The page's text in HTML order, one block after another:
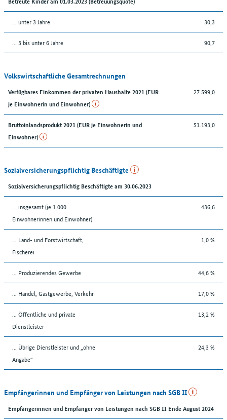
… unter 3 Jahre 30,3
… 3 bis unter 6 Jahre 90,7
Volkswirtschaftliche Gesamtrechnungen
Verfügbares Einkommen der privaten Haushalte 2021 (EUR
je Einwohnerin und Einwohner)
27.599,0
Bruttoinlandsprodukt 2021 (EUR je Einwohnerin und
Einwohner)
51.193,0
Sozialversicherungspflichtig Beschäftigte
Sozialversicherungspflichtig Beschäftigte am 30.06.2023
... insgesamt (je 1.000
Einwohnerinnen und Einwohner)
436,6
... Land- und Forstwirtschaft,
Fischerei
1,0 %
... Produzierendes Gewerbe 44,6 %
... Handel, Gastgewerbe, Verkehr 17,0 %
... Öffentliche und private
Dienstleister
13,2 %
... Übrige Dienstleister und „ohne
Angabe“
24,3 %
Empfängerinnen und Empfänger von Leistungen nach SGB II
Empfängerinnen und Empfänger von Leistungen nach SGB II Ende August 2024